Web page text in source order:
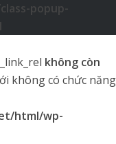
popup-
không còn
không có chức năng
html/wp-